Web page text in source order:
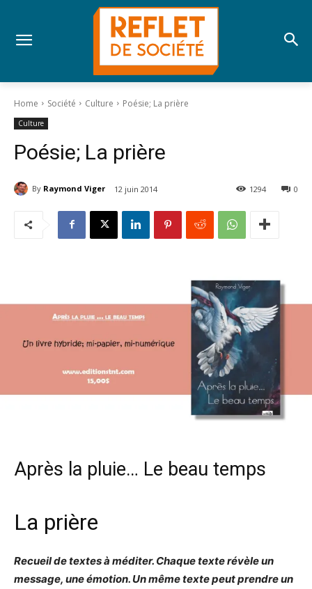
Home Société Culture Poésie; La prière
Culture
Poésie; La prière
By Raymond Viger 12 juin 2014 0
1294
Après la pluie… Le beau temps
La prière
Recueil de textes à méditer. Chaque texte révèle un
message, une émotion. Un même texte peut prendre un